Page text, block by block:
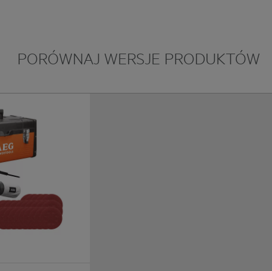
PORÓWNAJ WERSJE PRODUKTÓW